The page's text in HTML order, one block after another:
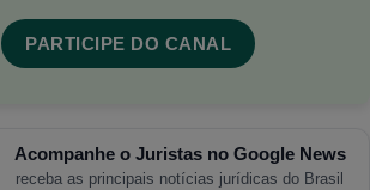
PARTICIPE DO CANAL
Acompanhe o Juristas no Google News
receba as principais notícias jurídicas do Brasil